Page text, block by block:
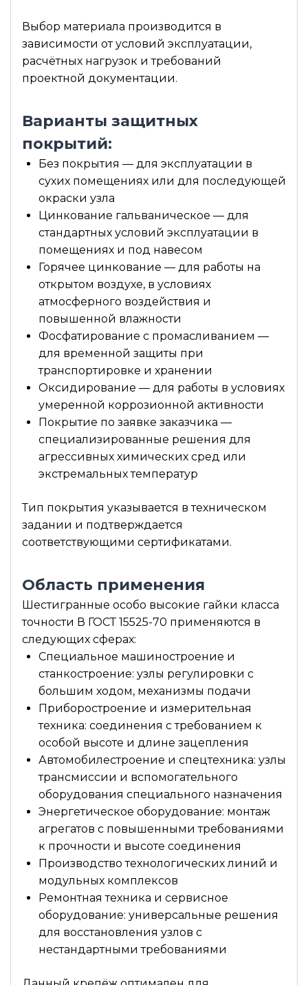
Выбор материала производится в
зависимости от условий эксплуатации,
расчётных нагрузок и требований
проектной документации.
Варианты защитных
покрытий:
Без покрытия — для эксплуатации в
сухих помещениях или для последующей
окраски узла
Цинкование гальваническое — для
стандартных условий эксплуатации в
помещениях и под навесом
Горячее цинкование — для работы на
открытом воздухе, в условиях
атмосферного воздействия и
повышенной влажности
Фосфатирование с промасливанием —
для временной защиты при
транспортировке и хранении
Оксидирование — для работы в условиях
умеренной коррозионной активности
Покрытие по заявке заказчика —
специализированные решения для
агрессивных химических сред или
экстремальных температур
Тип покрытия указывается в техническом
задании и подтверждается
соответствующими сертификатами.
Область применения
Шестигранные особо высокие гайки класса
точности В ГОСТ 15525-70 применяются в
следующих сферах:
Специальное машиностроение и
станкостроение: узлы регулировки с
большим ходом, механизмы подачи
Приборостроение и измерительная
техника: соединения с требованием к
особой высоте и длине зацепления
Автомобилестроение и спецтехника: узлы
трансмиссии и вспомогательного
оборудования специального назначения
Энергетическое оборудование: монтаж
агрегатов с повышенными требованиями
к прочности и высоте соединения
Производство технологических линий и
модульных комплексов
Ремонтная техника и сервисное
оборудование: универсальные решения
для восстановления узлов с
нестандартными требованиями